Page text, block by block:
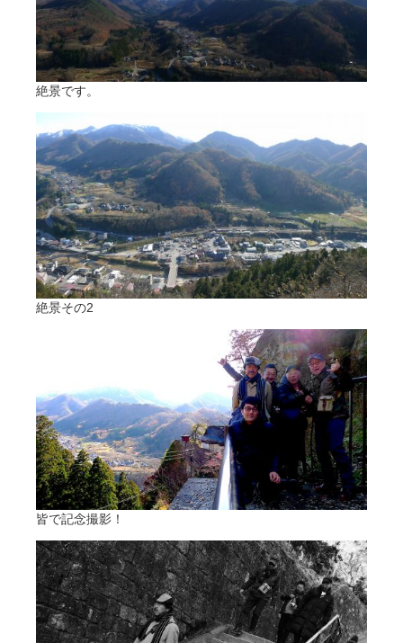
絶景です。
絶景その2
皆で記念撮影！